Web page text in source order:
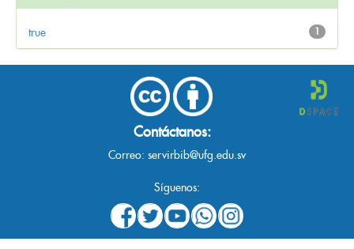
1
true
Contáctanos:
Correo: servirbib@ufg.edu.sv
Síguenos: